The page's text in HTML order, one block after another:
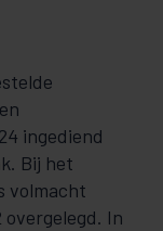
ingediend
Bij het
volmacht
In